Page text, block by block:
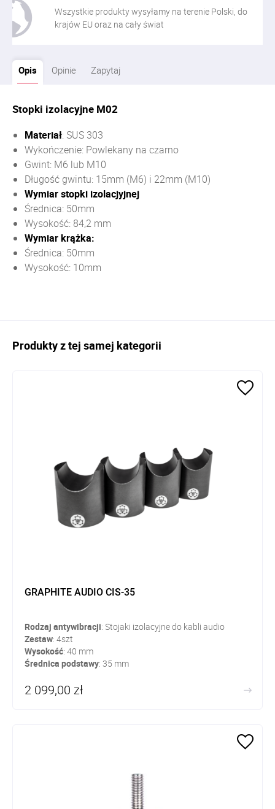
Wszystkie produkty wysyłamy na terenie Polski, do
krajów EU oraz na cały świat
Opis Opinie Zapytaj
Stopki izolacyjne M02
Materiał: SUS 303
Wykończenie: Powlekany na czarno
Gwint: M6 lub M10
Długość gwintu: 15mm (M6) i 22mm (M10)
Wymiar stopki izolacjyjnej
Średnica: 50mm
Wysokość: 84,2 mm
Wymiar krążka:
Średnica: 50mm
Wysokość: 10mm
Produkty z tej samej kategorii
GRAPHITE AUDIO CIS-35
Rodzaj antywibracji: Stojaki izolacyjne do kabli audio
Zestaw: 4szt
Wysokość: 40 mm
Średnica podstawy: 35 mm
2 099,00 zł